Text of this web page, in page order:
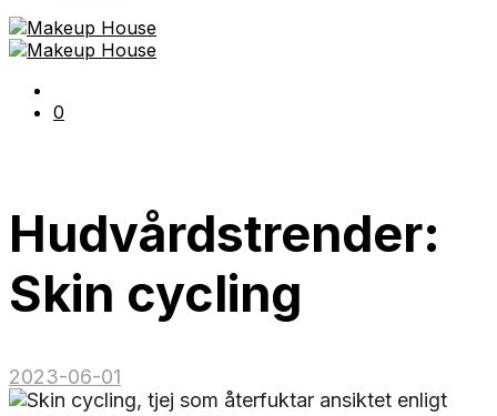
0
Hudvårdstrender:
Skin cycling
2023-06-01